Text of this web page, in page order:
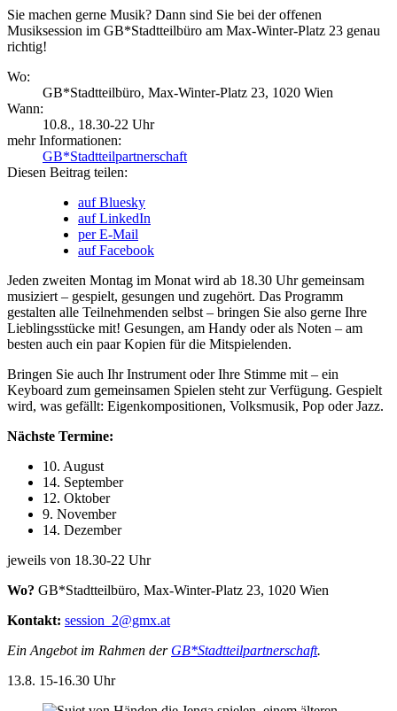
Sie machen gerne Musik? Dann sind Sie bei der offenen
Musiksession im GB*Stadtteilbüro am Max-Winter-Platz 23 genau
richtig!
Wo:
GB*Stadtteilbüro, Max-Winter-Platz 23, 1020 Wien
Wann:
10.8., 18.30-22 Uhr
mehr Informationen:
GB*Stadtteilpartnerschaft
Diesen Beitrag teilen:
auf Bluesky
auf LinkedIn
per E-Mail
auf Facebook
Jeden zweiten Montag im Monat wird ab 18.30 Uhr gemeinsam
musiziert – gespielt, gesungen und zugehört. Das Programm
gestalten alle Teilnehmenden selbst – bringen Sie also gerne Ihre
Lieblingsstücke mit! Gesungen, am Handy oder als Noten – am
besten auch ein paar Kopien für die Mitspielenden.
Bringen Sie auch Ihr Instrument oder Ihre Stimme mit – ein
Keyboard zum gemeinsamen Spielen steht zur Verfügung. Gespielt
wird, was gefällt: Eigenkompositionen, Volksmusik, Pop oder Jazz.
Nächste Termine:
10. August
14. September
12. Oktober
9. November
14. Dezember
jeweils von 18.30-22 Uhr
Wo? GB*Stadtteilbüro, Max-Winter-Platz 23, 1020 Wien
Kontakt: session_2@gmx.at
Ein Angebot im Rahmen der GB*Stadtteilpartnerschaft.
13.8. 15-16.30 Uhr